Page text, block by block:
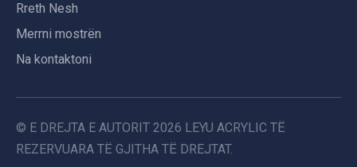
Rreth Nesh
Merrni mostrën
Na kontaktoni
© E DREJTA E AUTORIT 2026 LEYU ACRYLIC TË
REZERVUARA TË GJITHA TË DREJTAT.